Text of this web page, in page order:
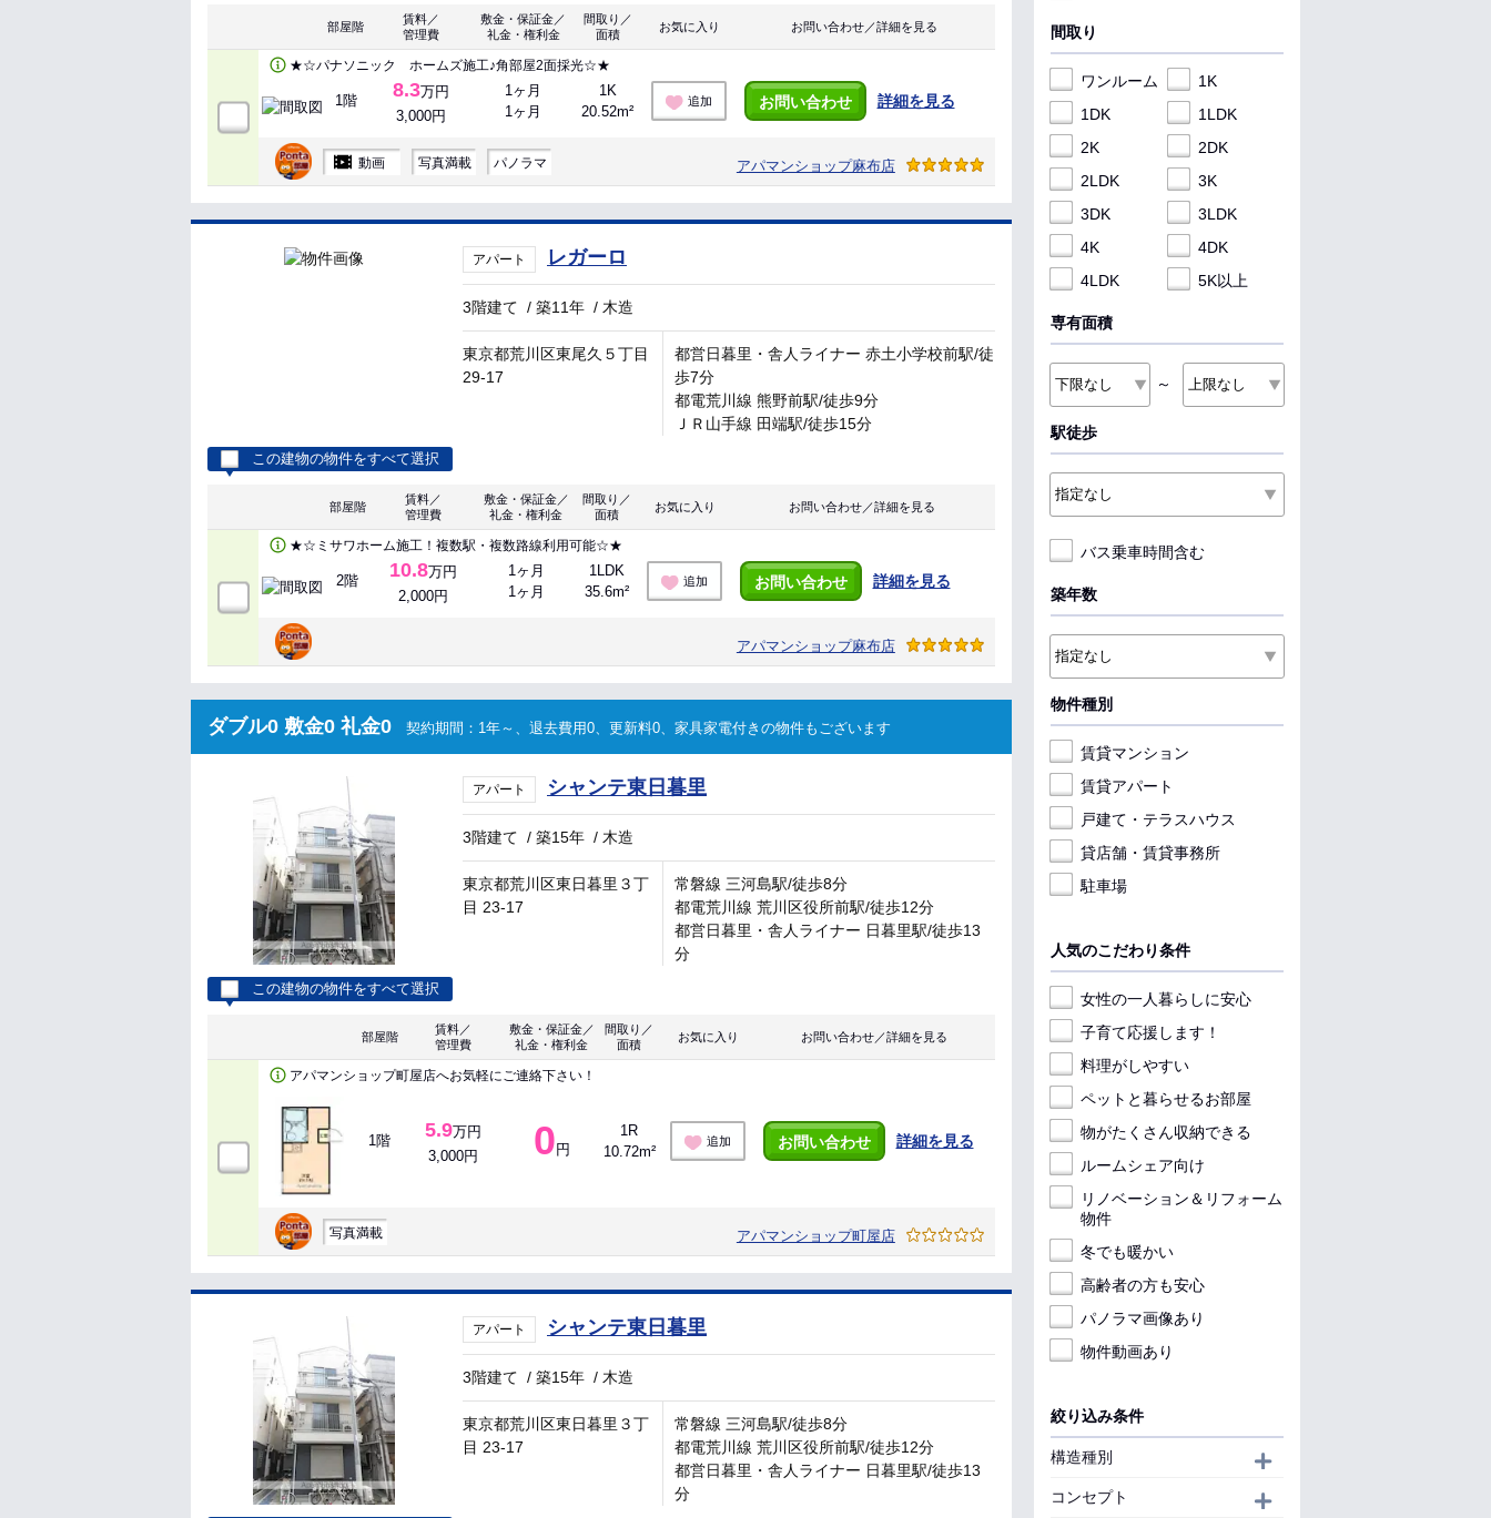
部屋階
賃料／
管理費
敷金・保証金／
礼金・権利金
間取り／
面積
お気に入り お問い合わせ／詳細を見る
★☆パナソニック ホームズ施工♪角部屋2面採光☆★
1階 8.3万円
3,000円
1ヶ月
1ヶ月
1K
20.52m²
追加 お問い合わせ 詳細を見る
動画 写真満載 パノラマ アパマンショップ麻布店
アパート レガーロ
3階建て /築11年 / 木造
東京都荒川区東尾久５丁目
29-17
都営日暮里・舎人ライナー 赤土小学校前駅/徒
歩7分
都電荒川線 熊野前駅/徒歩9分
ＪＲ山手線 田端駅/徒歩15分
この建物の物件をすべて選択
部屋階
賃料／
管理費
敷金・保証金／
礼金・権利金
間取り／
面積
お気に入り お問い合わせ／詳細を見る
★☆ミサワホーム施工！複数駅・複数路線利用可能☆★
2階 10.8万円
2,000円
1ヶ月
1ヶ月
1LDK
35.6m²
追加 お問い合わせ 詳細を見る
アパマンショップ麻布店
ダブル0 敷金0 礼金0 契約期間：1年～、退去費用0、更新料0、家具家電付きの物件もございます
アパート シャンテ東日暮里
3階建て /築15年 / 木造
東京都荒川区東日暮里３丁
目 23-17
常磐線 三河島駅/徒歩8分
都電荒川線 荒川区役所前駅/徒歩12分
都営日暮里・舎人ライナー 日暮里駅/徒歩13
分
この建物の物件をすべて選択
部屋階
賃料／
管理費
敷金・保証金／
礼金・権利金
間取り／
面積
お気に入り お問い合わせ／詳細を見る
アパマンショップ町屋店へお気軽にご連絡下さい！
1階 5.9万円
3,000円
0 円
1R
10.72m²
追加 お問い合わせ 詳細を見る
写真満載 アパマンショップ町屋店
アパート シャンテ東日暮里
3階建て /築15年 / 木造
東京都荒川区東日暮里３丁
目 23-17
常磐線 三河島駅/徒歩8分
都電荒川線 荒川区役所前駅/徒歩12分
都営日暮里・舎人ライナー 日暮里駅/徒歩13
分
間取り
ワンルーム
1K
1DK
1LDK
2K
2DK
2LDK
3K
3DK
3LDK
4K
4DK
4LDK
5K以上
専有面積
～
駅徒歩
バス乗車時間含む
築年数
物件種別
賃貸マンション
賃貸アパート
戸建て・テラスハウス
貸店舗・賃貸事務所
駐車場
人気のこだわり条件
女性の一人暮らしに安心
子育て応援します！
料理がしやすい
ペットと暮らせるお部屋
物がたくさん収納できる
ルームシェア向け
リノベーション＆リフォーム
物件
冬でも暖かい
高齢者の方も安心
パノラマ画像あり
物件動画あり
絞り込み条件
構造種別
コンセプト